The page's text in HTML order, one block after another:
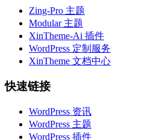
Zing-Pro 主题
Modular 主题
XinTheme-Ai 插件
WordPress 定制服务
XinTheme 文档中心
快速链接
WordPress 资讯
WordPress 主题
WordPress 插件